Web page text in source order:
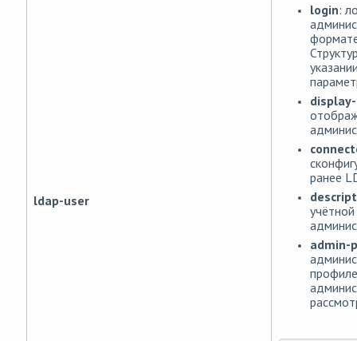
ldap-user
login:
ранее
admin-